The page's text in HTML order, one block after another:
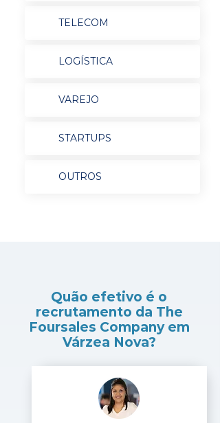
TELECOM
LOGÍSTICA
VAREJO
STARTUPS
OUTROS
Quão efetivo é o
recrutamento da The
Foursales Company em
Várzea Nova?